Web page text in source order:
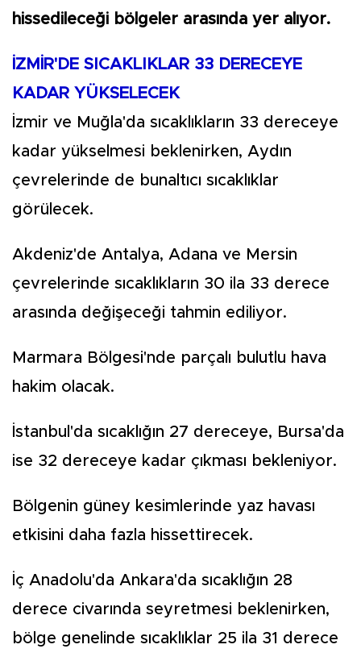
hissedileceği bölgeler arasında yer alıyor.
İZMİR'DE SICAKLIKLAR 33 DERECEYE
KADAR YÜKSELECEK
İzmir ve Muğla'da sıcaklıkların 33 dereceye
kadar yükselmesi beklenirken, Aydın
çevrelerinde de bunaltıcı sıcaklıklar
görülecek.
Akdeniz'de Antalya, Adana ve Mersin
çevrelerinde sıcaklıkların 30 ila 33 derece
arasında değişeceği tahmin ediliyor.
Marmara Bölgesi'nde parçalı bulutlu hava
hakim olacak.
İstanbul'da sıcaklığın 27 dereceye, Bursa'da
ise 32 dereceye kadar çıkması bekleniyor.
Bölgenin güney kesimlerinde yaz havası
etkisini daha fazla hissettirecek.
İç Anadolu'da Ankara'da sıcaklığın 28
derece civarında seyretmesi beklenirken,
bölge genelinde sıcaklıklar 25 ila 31 derece